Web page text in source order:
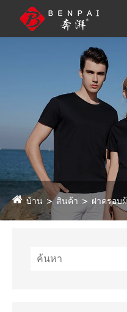
บ้าน สินค้า ฝาครอบ